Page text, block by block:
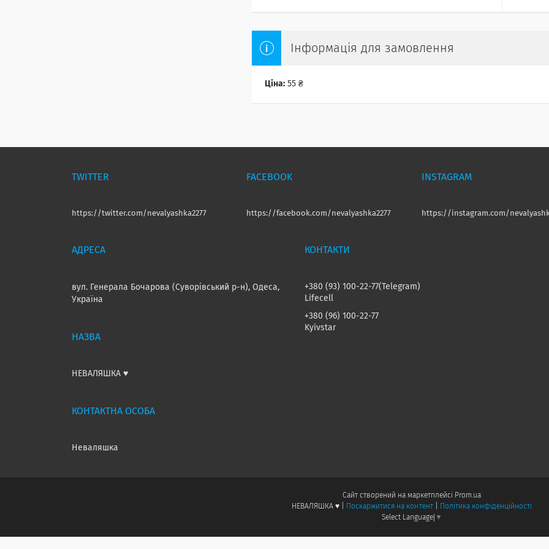
Інформація для замовлення
Ціна: 55 ₴
TWITTER
https://twitter.com/nevalyashka2277
FACEBOOK
https://facebook.com/nevalyashka2277
INSTAGRAM
https://instagram.com/
вул. Генерала Бочарова (Суворівський р-н), Одеса,
Україна
НЕВАЛЯШКА ♥️
Неваляшка
+380 (93) 100-22-77
Telegram
Lifecell
+380 (96) 100-22-77
Kyivstar
Сайт створений на маркетплейсі
Prom.ua
Поскаржитися на контент
Політика конфіденційності
Select Language ▼